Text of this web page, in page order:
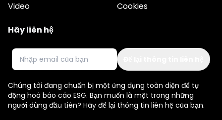
Video
Cookies
Hãy liên hệ
Email
Chúng tôi đang chuẩn bị một ứng dụng toàn diện để tự
động hoá báo cáo ESG. Bạn muốn là một trong những
người dùng đầu tiên? Hãy để lại thông tin liên hệ của bạn.